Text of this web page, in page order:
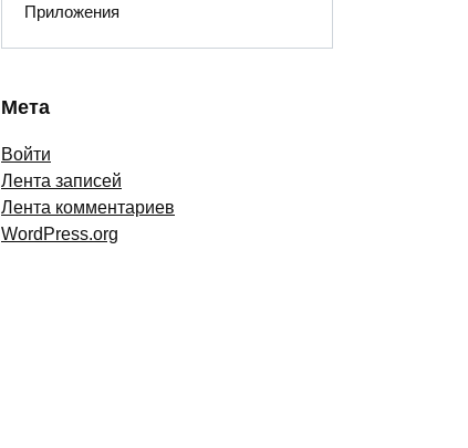
Приложения
Мета
Войти
Лента записей
Лента комментариев
WordPress.org